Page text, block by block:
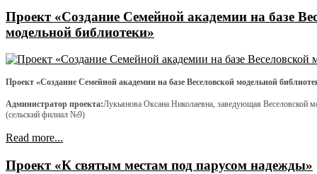
Проект «Создание Семейной академии на базе
модельной библиотеки»
Проект «Создание Семейной академии на базе Веселовской модельной
Администратор проекта:Лукьянова Оксана Николаевна, заведующая Веселовской
(сельский филиал №9)
Read more...
Проект «К святым местам под парусом надежды»